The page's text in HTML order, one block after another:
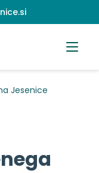
Jesenice